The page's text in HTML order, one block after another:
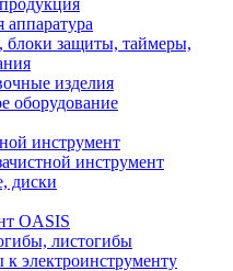
аппаратура
блоки защиты, таймеры,
изделия
оборудование
инструмент
инструмент
диски
OASIS
листогибы
электроинструменту